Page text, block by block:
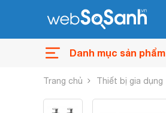
Danh mục sản phẩm
Trang chủ Thiết bị gia dụng